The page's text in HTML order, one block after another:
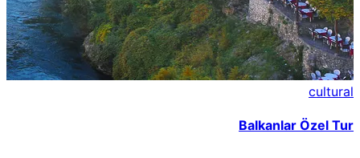
cultural
Balkanlar Özel Tur